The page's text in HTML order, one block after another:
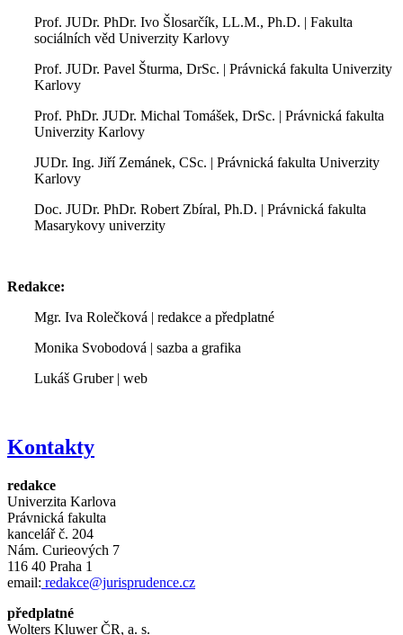
Prof. JUDr. PhDr. Ivo Šlosarčík, LL.M., Ph.D. | Fakulta
sociálních věd Univerzity Karlovy
Prof. JUDr. Pavel Šturma, DrSc. | Právnická fakulta Univerzity
Karlovy
Prof. PhDr. JUDr. Michal Tomášek, DrSc. | Právnická fakulta
Univerzity Karlovy
JUDr. Ing. Jiří Zemánek, CSc. | Právnická fakulta Univerzity
Karlovy
Doc. JUDr. PhDr. Robert Zbíral, Ph.D. | Právnická fakulta
Masarykovy univerzity
Redakce:
Mgr. Iva Rolečková | redakce a předplatné
Monika Svobodová | sazba a grafika
Lukáš Gruber | web
Kontakty
redakce
Univerzita Karlova
Právnická fakulta
kancelář č. 204
Nám. Curieových 7
116 40 Praha 1
email: redakce@jurisprudence.cz
předplatné
Wolters Kluwer ČR, a. s.